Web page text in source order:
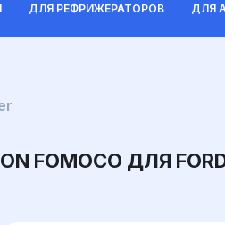
ДЛЯ РЕФРИЖЕРАТОРОВ ДЛЯ
ДЛЯ